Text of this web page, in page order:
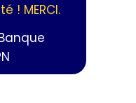
! MERCI.